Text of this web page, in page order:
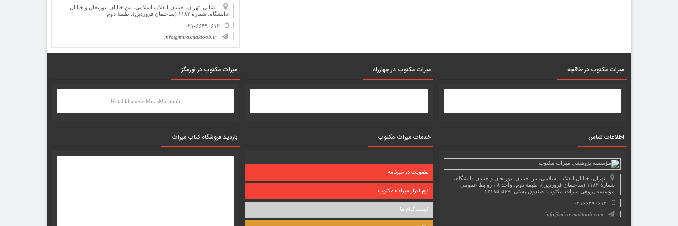
نشانی: تهران، خیابان انقلاب اسلامی، بین خیابان ابوریحان و خیابان
دانشگاه، شمارۀ ۱۱۸۲ (ساختمان فروردین)، طبقۀ دوم
۰۲۱-۶۶۴۹۰۶۱۲
info@mirasmaktoob.ir
میرات مکتوب در طاقچه
اطلاعات تماس
تهران، خیابان انقلاب اسلامی، بین خیابان ابوریحان و خیابان دانشگاه،
شمارۀ ۱۱۸۲ (ساختمان فروردین)، طبقۀ دوم، واحد ۸ ، روابط عمومی
مؤسسه پژوهی میراث مکتوب؛ صندوق پستی: ۵۶۹-۱۳۱۸۵
۰۲۱۶۶۴۹۰۶۱۲
info@mirasmaktoob.com
میرات مکتوب در چهارراه
خدمات میراث مکتوب
عضویت در خبرنامه
نرم افزار میراث مکتوب
اینستاگرام ما
میرات مکتوب در نورمگز
Ketabkhaneye MirasMaktoob
بازدید فروشگاه کتاب میراث